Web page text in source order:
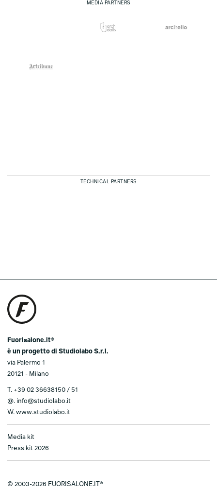
MEDIA PARTNERS
TECHNICAL PARTNERS
Fuorisalone.it®
è un progetto di Studiolabo S.r.l.
via Palermo 1
20121 - Milano
T. +39 02 36638150 / 51
@. info@studiolabo.it
W. www.studiolabo.it
Media kit
Press kit 2026
© 2003-2026 FUORISALONE.IT®